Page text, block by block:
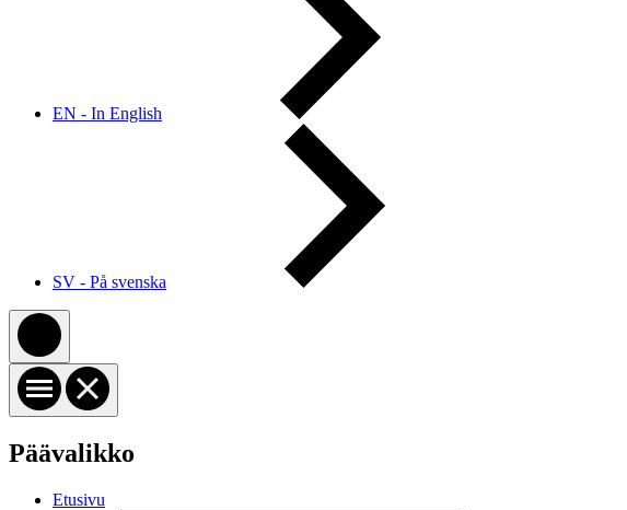
EN - In English
SV - På svenska
Päävalikko
Etusivu